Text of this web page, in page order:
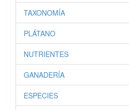
TAXONOMÍA
PLÁTANO
NUTRIENTES
GANADERÍA
ESPECIES